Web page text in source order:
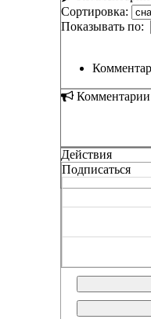
Сортировка:
Показывать по:
Комментарии
Действия
Подписаться